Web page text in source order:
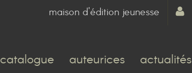
maison d'édition jeunesse
catalogue auteurices actualités